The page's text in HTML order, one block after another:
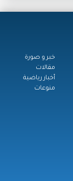
خبر و صورة
مقالات
أخبار رياضية
منوعات